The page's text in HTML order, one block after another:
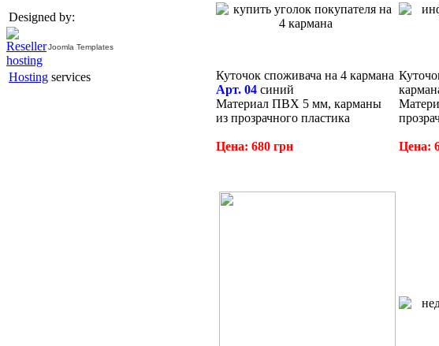
Designed by:
Joomla Templates
Hosting services
Куточок споживача на 4 кармана
Арт. 04 синий
Материал ПВХ 5 мм, карманы
из прозрачного пластика
Цена: 680 грн Цена: